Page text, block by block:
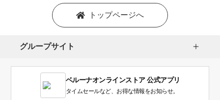
トップページへ
グループサイト
ベルーナオンラインストア 公式アプリ
タイムセールなど、お得な情報をお知らせ。